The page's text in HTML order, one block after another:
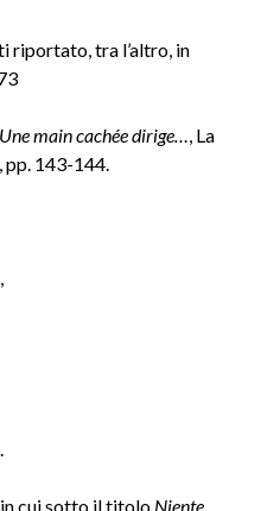
riportato, tra l’altro, in
Une main cachée dirige…
, La
143-144.
in cui sotto il titolo Niente